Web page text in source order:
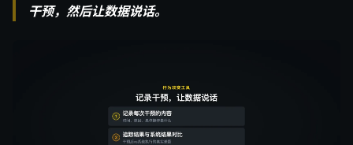
干预，然后让数据说话。